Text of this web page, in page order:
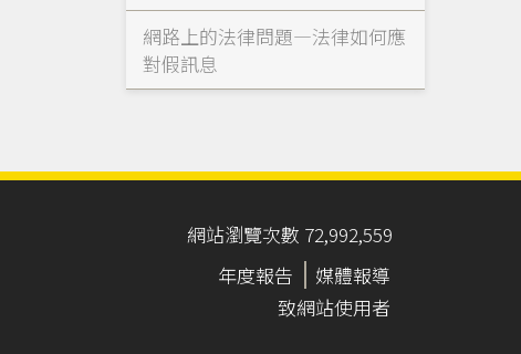
網路上的法律問題—法律如何應
對假訊息
網站瀏覽次數 72,992,559
年度報告
媒體報導
致網站使用者